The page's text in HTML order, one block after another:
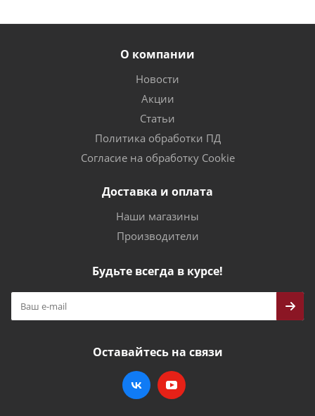
О компании
Новости
Акции
Статьи
Политика обработки ПД
Согласие на обработку Cookie
Доставка и оплата
Наши магазины
Производители
Будьте всегда в курсе!
Оставайтесь на связи